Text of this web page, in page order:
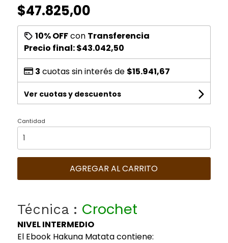
$47.825,00
10% OFFcon Transferencia
Precio final:$43.042,50
3 cuotas sin interés de $15.941,67
Ver cuotas y descuentos
Cantidad
AGREGAR AL CARRITO
Técnica : Crochet
NIVEL INTERMEDIO
El Ebook Hakuna Matata contiene: